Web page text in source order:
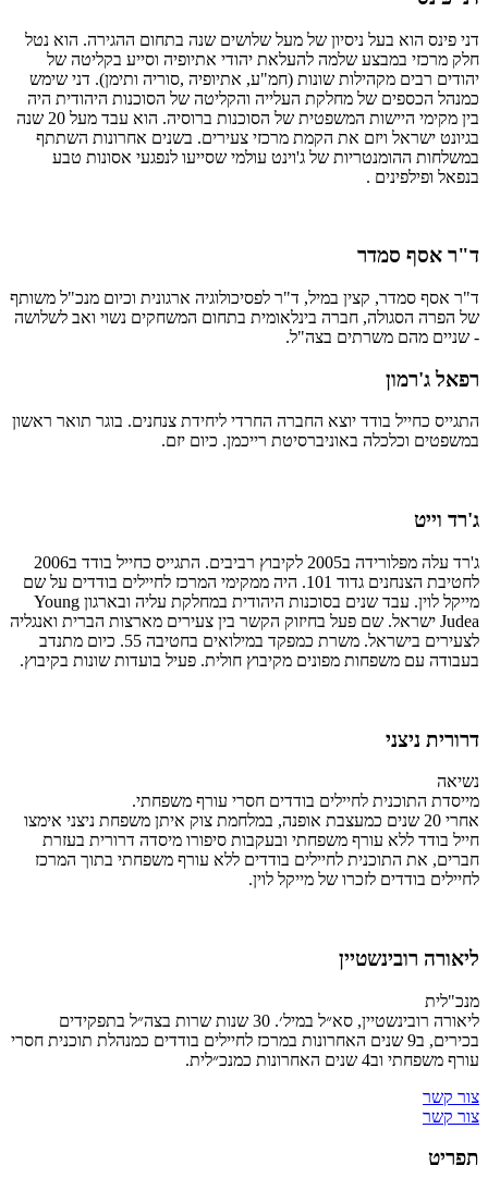
דני פינס הוא בעל ניסיון של מעל שלושים שנה בתחום ההגירה. הוא נטל
חלק מרכזי במבצע שלמה להעלאת יהודי אתיופיה וסייע בקליטה של
יהודים רבים מקהילות שונות (חמ"ע, אתיופיה ,סוריה ותימן). דני שימש
כמנהל הכספים של מחלקת העלייה והקליטה של הסוכנות היהודית היה
בין מקימי היישות המשפטית של הסוכנות ברוסיה. הוא עבד מעל 20 שנה
בגיונט ישראל ויזם את הקמת מרכזי צעירים. בשנים אחרונות השתתף
במשלחות ההומנטריות של ג'וינט עולמי שסייעו לנפגעי אסונות טבע
בנפאל ופילפינים .
ד"ר אסף סמדר
ד"ר אסף סמדר, קצין במיל, ד"ר לפסיכולוגיה ארגונית וכיום מנכ"ל משותף
של הפרה הסגולה, חברה בינלאומית בתחום המשחקים נשוי ואב לשלושה
- שניים מהם משרתים בצה"ל.
רפאל ג'רמון
התגייס כחייל בודד יוצא החברה החרדי ליחידת צנחנים. בוגר תואר ראשון
במשפטים וכלכלה באוניברסיטת רייכמן. כיום יזם.
ג'רד וייט
ג'רד עלה מפלורידה ב2005 לקיבוץ רביבים. התגייס כחייל בודד ב2006
לחטיבת הצנחנים גדוד 101. היה ממקימי המרכז לחיילים בודדים על שם
מייקל לוין. עבד שנים בסוכנות היהודית במחלקת עליה ובארגון Young
Judea ישראל. שם פעל בחיזוק הקשר בין צעירים מארצות הברית ואנגליה
לצעירים בישראל. משרת כמפקד במילואים בחטיבה 55. כיום מתנדב
בעבודה עם משפחות מפונים מקיבוץ חולית. פעיל בועדות שונות בקיבוץ.
דרורית ניצני
נשיאה
מייסדת התוכנית לחיילים בודדים חסרי עורף משפחתי.
אחרי 20 שנים כמעצבת אופנה, במלחמת צוק איתן משפחת ניצני אימצו
חייל בודד ללא עורף משפחתי ובעקבות סיפורו מיסדה דרורית בעזרת
חברים, את התוכנית לחיילים בודדים ללא עורף משפחתי בתוך המרכז
לחיילים בודדים לזכרו של מייקל לוין.
ליאורה רובינשטיין
מנכ"לית
ליאורה רובינשטיין, סא״ל במיל׳. 30 שנות שרות בצה״ל בתפקידים
בכירים, ב9 שנים האחרונות במרכז לחיילים בודדים כמנהלת תוכנית חסרי
עורף משפחתי וב4 שנים האחרונות כמנכ״לית.
צור קשר
צור קשר
תפריט